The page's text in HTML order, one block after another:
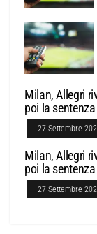
Milan, Allegri
poi la
27 Settembre
Milan, Allegri
poi la
27 Settembre